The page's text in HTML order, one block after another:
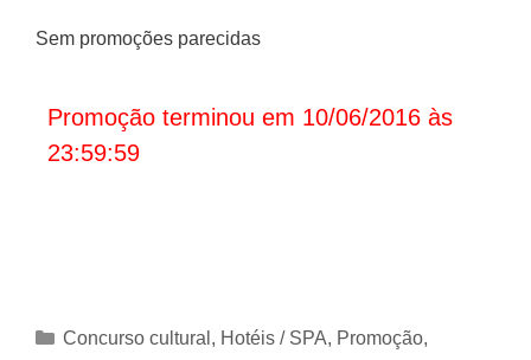
Sem promoções parecidas
Promoção terminou em 10/06/2016 às
23:59:59
Categorias
Concurso cultural , Hotéis / SPA, Promoção,